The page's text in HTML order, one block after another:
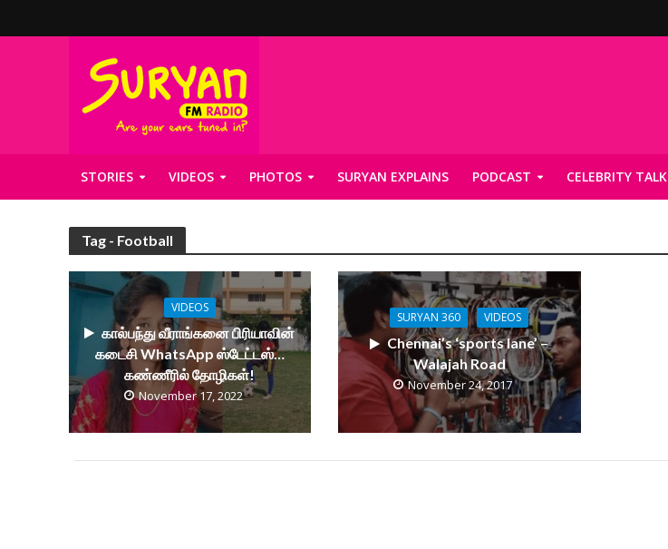
STORIES VIDEOS PHOTOS SURYAN EXPLAINS PODCAST CELEBRITY TALK
Tag - Football
VIDEOS
கால்பந்து வீராங்கனை பிரியாவின்
கடைசி WhatsApp ஸ்டேட்டஸ்…
கண்ணீரில் தோழிகள்!
November 17, 2022
SURYAN 360 VIDEOS
Chennai’s ‘sports lane’ –
Walajah Road
November 24, 2017